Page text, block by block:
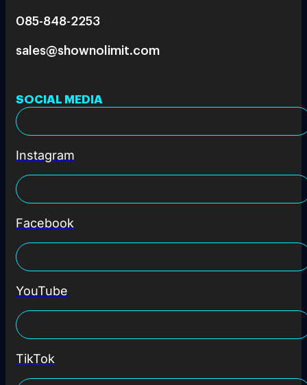
085-848-2253
sales@shownolimit.com
SOCIAL MEDIA
Instagram
Facebook
YouTube
TikTok